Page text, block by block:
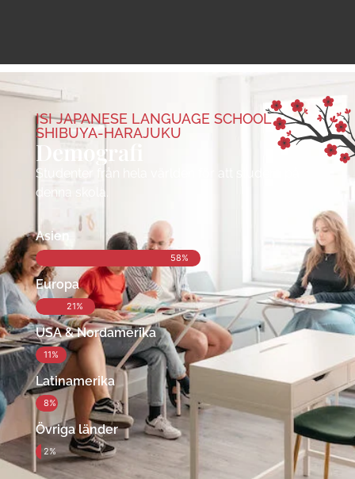
ISI JAPANESE LANGUAGE SCHOOL
SHIBUYA-HARAJUKU
Demografi
Studenter från hela världen för att studera på
denna skola.
Asien
58%
Europa
21%
USA & Nordamerika
11%
Latinamerika
8%
Övriga länder
2%